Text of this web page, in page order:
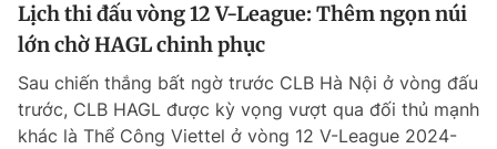
Lịch thi đấu vòng 12 V-League: Thêm ngọn núi
lớn chờ HAGL chinh phục
Sau chiến thắng bất ngờ trước CLB Hà Nội ở vòng đấu
trước, CLB HAGL được kỳ vọng vượt qua đối thủ mạnh
khác là Thể Công Viettel ở vòng 12 V-League 2024-